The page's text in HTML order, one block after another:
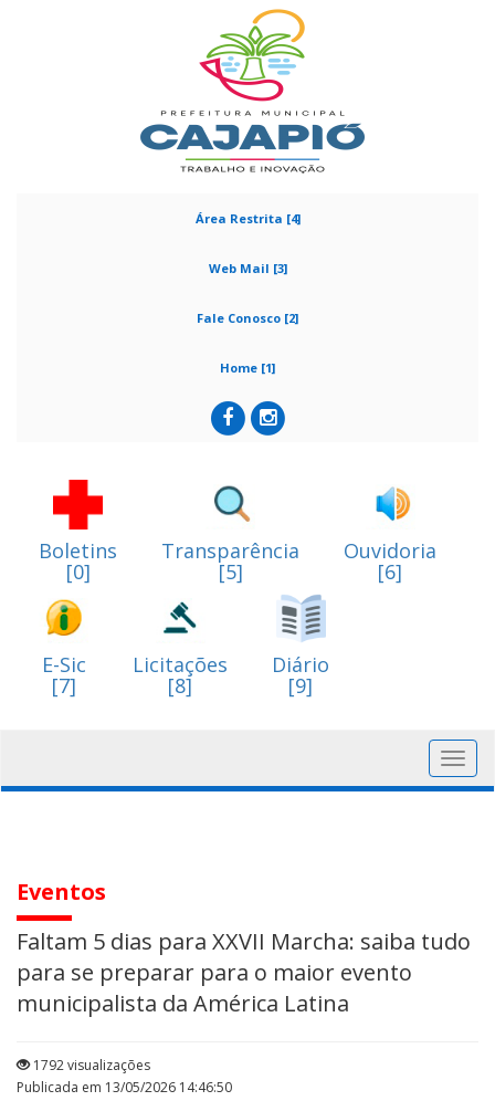
Área Restrita [4]
Web Mail [3]
Fale Conosco [2]
Home [1]
Boletins
[0]
Transparência
[5]
Ouvidoria
[6]
E-Sic
[7]
Licitações
[8]
Diário
[9]
Eventos
Faltam 5 dias para XXVII Marcha: saiba tudo
para se preparar para o maior evento
municipalista da América Latina
1792 visualizações
Publicada em 13/05/2026 14:46:50